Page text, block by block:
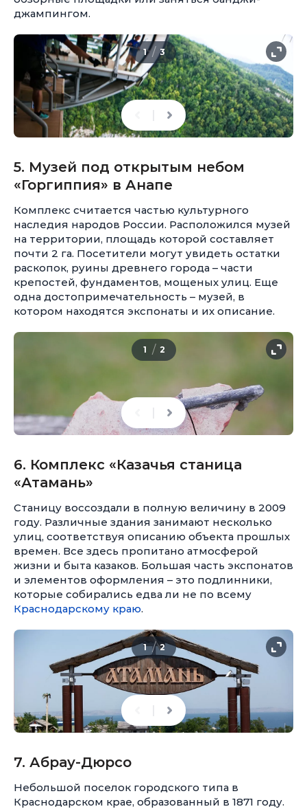
джампингом.
1 / 3
5. Музей под открытым небом
«Горгиппия» в Анапе
Комплекс считается частью культурного
наследия народов России. Расположился музей
на территории, площадь которой составляет
почти 2 га. Посетители могут увидеть остатки
раскопок, руины древнего города – части
крепостей, фундаментов, мощеных улиц. Еще
одна достопримечательность – музей, в
котором находятся экспонаты и их описание.
1 / 2
6. Комплекс «Казачья станица
«Атамань»
Станицу воссоздали в полную величину в 2009
году. Различные здания занимают несколько
улиц, соответствуя описанию объекта прошлых
времен. Все здесь пропитано атмосферой
жизни и быта казаков. Большая часть экспонатов
и элементов оформления – это подлинники,
которые собирались едва ли не по всему
Краснодарскому краю.
1 / 2
7. Абрау-Дюрсо
Небольшой поселок городского типа в
Краснодарском крае, образованный в 1871 году.